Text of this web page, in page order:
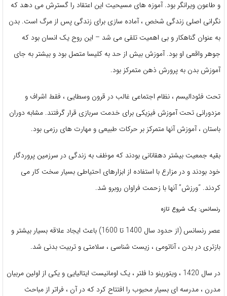
و طاعون ویرانگر بود. آموزه های مسیحیت این اعتقاد را گسترش می دهد که
نگرانی اصلی زندگی شخص ، آماده سازی برای زندگی پس از مرگ است. بدن
به عنوان گناهکار و بی اهمیت تلقی می شد – این روح یک انسان بود که
جوهر واقعی او بود. آموزش بیش از حد به کلیسا متصل بود و بیشتر به جای
آموزش بدن به پرورش ذهن متمرکز بود.
تحت فئودالیسم ، نظام اجتماعی غالب در قرون وسطایی ، فقط اشراف و
مزدورانی تحت آموزش فیزیکی برای خدمت سربازی قرار گرفتند. مشابه دوران
باستان ، آموزش آنها متمرکز بر حرکات طبیعی و مهارت های رزمی بود.
بقیه جمعیت بیشتر دهقانانی بودند که موظف به زندگی در سرزمین پروردگار
خود بودند و در مزارع با استفاده از ابزارهای احتیاطی بسیار سخت کار می
کردند. “ورزش” آنها با زحمت فراوان روبرو شد.
رنسانس: یک شروع تازه
عصر رنسانس (از حدود سال 1400 تا 1600) باعث ایجاد علاقه بسیار بیشتر و
بازتری در بدن ، آناتومی ، زیست شناسی ، سلامتی و تربیت بدنی شد.
در سال 1420 ، ویتورینو دا فلتر ، یک اومانیست ایتالیایی و یکی از اولین مربیان
مدرن ، مدرسه ای بسیار محبوب را افتتاح کرد که در آن ، فراتر از مباحث